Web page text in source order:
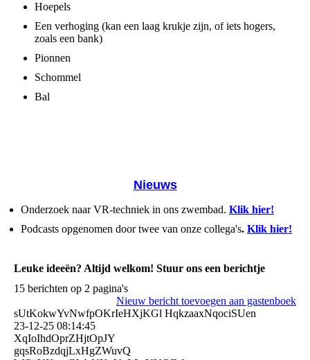
Hoepels
Een verhoging (kan een laag krukje zijn, of iets hogers,
zoals een bank)
Pionnen
Schommel
Bal
Nieuws
Onderzoek naar VR-techniek in ons zwembad. Klik hier!
Podcasts opgenomen door twee van onze collega's. Klik hier!
Leuke ideeën? Altijd welkom! Stuur ons een berichtje
15 berichten op 2 pagina's
Nieuw bericht toevoegen aan gastenboek
sUtKokwYvNwfpOKrIeHXjKGl HqkzaaxNqociSUen
23-12-25 08:14:45
XqIoIhdOprZHjtOpJY
gqsRoBzdqjLxHgZWuvQ